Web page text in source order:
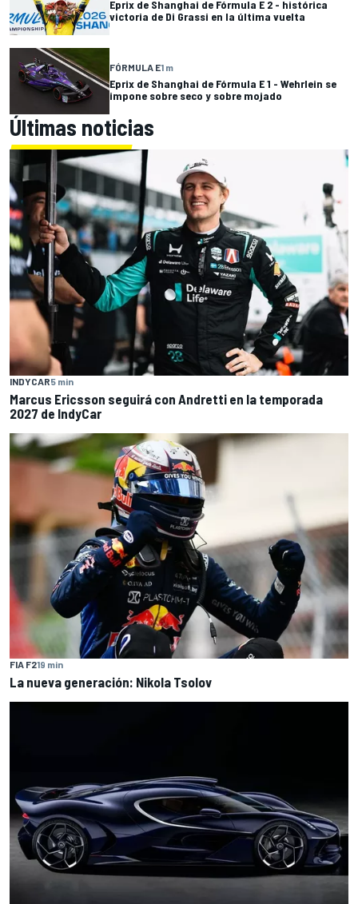
Eprix de Shanghai de Fórmula E 2 - histórica
victoria de Di Grassi en la última vuelta
FÓRMULA E1 m
Eprix de Shanghai de Fórmula E 1 - Wehrlein se
impone sobre seco y sobre mojado
Últimas noticias
INDYCAR5 min
Marcus Ericsson seguirá con Andretti en la temporada
2027 de IndyCar
FIA F219 min
La nueva generación: Nikola Tsolov